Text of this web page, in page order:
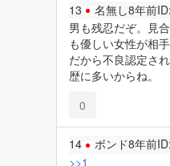
13 名無し8年前
男も残忍だぞ。見
も優しい女性が相
だから不良認定さ
歴に多いからね。
0
14 ボンド8年前
>>1